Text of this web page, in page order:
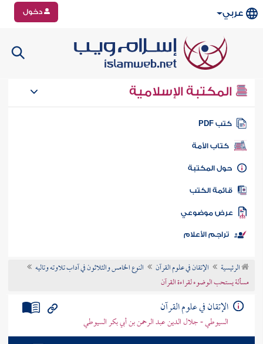
عربي دخول
المكتبة الإسلامية
كتب PDF
كتاب الأمة
المكتبة
الكتب
موضوعي
تراجم الأعلام
الرئيسية الإتقان في علوم القرآن
النوع الخامس والثلاثون في آداب تلاوته وتاليه
مسألة يستحب الوضوء لقراءة القرآن
الإتقان في علوم القرآن
السيوطي - جلال الدين عبد الرحمن بن أبي بكر السيوطي